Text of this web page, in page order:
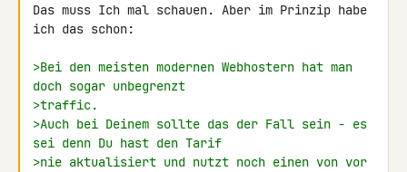
Das muss Ich mal schauen. Aber im Prinzip habe
ich das schon:
>Bei den meisten modernen Webhostern hat man
doch sogar unbegrenzt
>traffic.
>Auch bei Deinem sollte das der Fall sein - es
sei denn Du hast den Tarif
>nie aktualisiert und nutzt noch einen von vor